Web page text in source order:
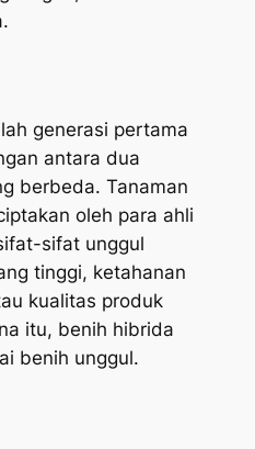
generasi pertama
antara dua
berbeda. Tanaman
oleh para ahli
sifat unggul
tinggi, ketahanan
kualitas produk
itu, benih hibrida
benih unggul.